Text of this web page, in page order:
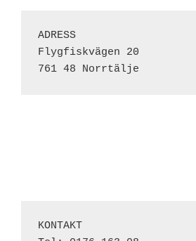
ADRESS
Flygfiskvägen 20
761 48 Norrtälje
KONTAKT